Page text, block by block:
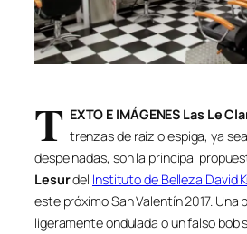
T EXTO E IMÁGENES Las Le
trenzas de raíz o espiga, ya
despeinadas, son la principal
Lesurdel Instituto de Belleza David
este próximo San Valentín 2017. Una
ligeramente ondulada o un falso bob